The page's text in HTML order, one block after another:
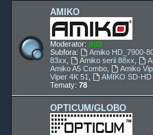
AMIKO
Moderator: ddll
Subfora:
Amiko HD_7900-
83xx
Amiko serii 88xx
Amiko A5 Combo
Amiko
Viper 4K 51
AMIKO SD-
Tematy: 78
OPTICUM/GLOBO